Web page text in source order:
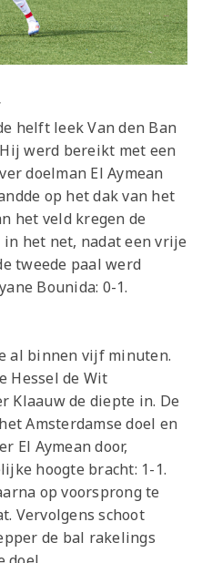
helft leek Van den Ban
werd bereikt met een
doelman El Aymean
op het dak van het
het veld kregen de
het net, nadat een vrije
tweede paal werd
Bounida: 0-1.
al binnen vijf minuten.
Hessel de Wit
Klaauw de diepte in. De
Amsterdamse doel en
El Aymean door,
hoogte bracht: 1-1.
op voorsprong te
Vervolgens schoot
de bal rakelings